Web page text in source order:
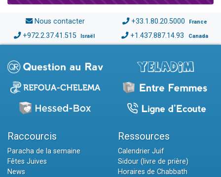
Nous contacter +33.1.80.20.5000 France
+972.2.37.41.515 Israël +1.437.887.14.93 Canada
Raccourcis
Paracha de la semaine
Fêtes Juives
News
Ressources
Calendrier Juif
Sidour (livre de prière)
Horaires de Chabbath